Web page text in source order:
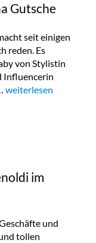
Gutsche
seit einigen
reden. Es
von Stylistin
Influencerin
„Calling Gloria –
weiterlesen
im
und
tollen